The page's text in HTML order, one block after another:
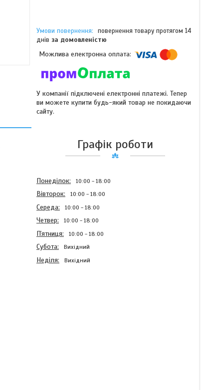
повернення товару протягом 14
днів за домовленістю
У компанії підключені електронні платежі. Тепер
ви можете купити будь-який товар не покидаючи
сайту.
Графік роботи
Понеділок 10:00 18:00
Вівторок 10:00 18:00
Середа 10:00 18:00
Четвер 10:00 18:00
Пʼятниця 10:00 18:00
Субота Вихідний
Неділя Вихідний